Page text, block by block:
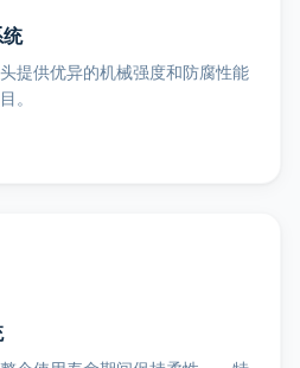
提供优异的机械强度和防腐性能
。